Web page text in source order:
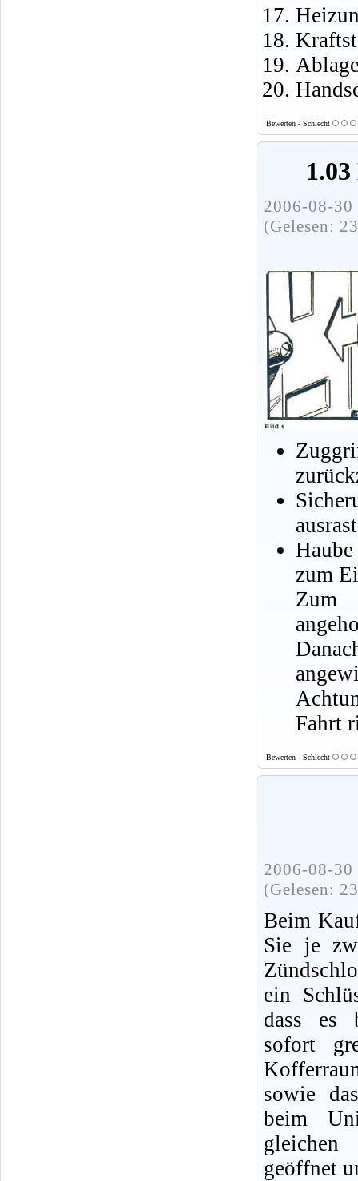
Bewerten - Schlecht
2006-08-
(Gelesen:
zum
Zum
Fahrt
Bewerten - Schlecht
2006-08-
(Gelesen:
Beim
Sie je
ein
dass es
sofort
sowie
beim
geöffnet